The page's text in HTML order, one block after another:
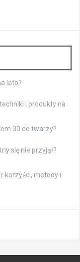
lato?
i produkty na
30 do twarzy?
się nie przyjął?
korzyści, metody i